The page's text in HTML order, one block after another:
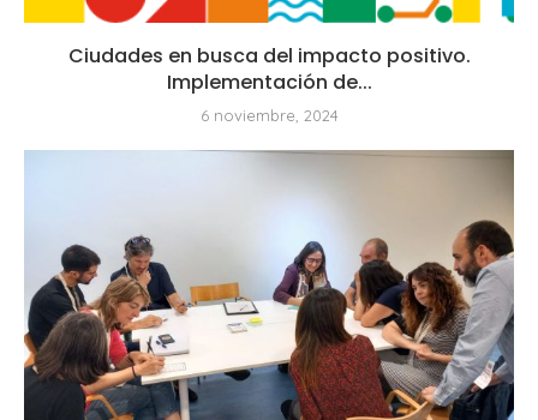
Ciudades en busca del impacto positivo.
Implementación de...
6 noviembre, 2024